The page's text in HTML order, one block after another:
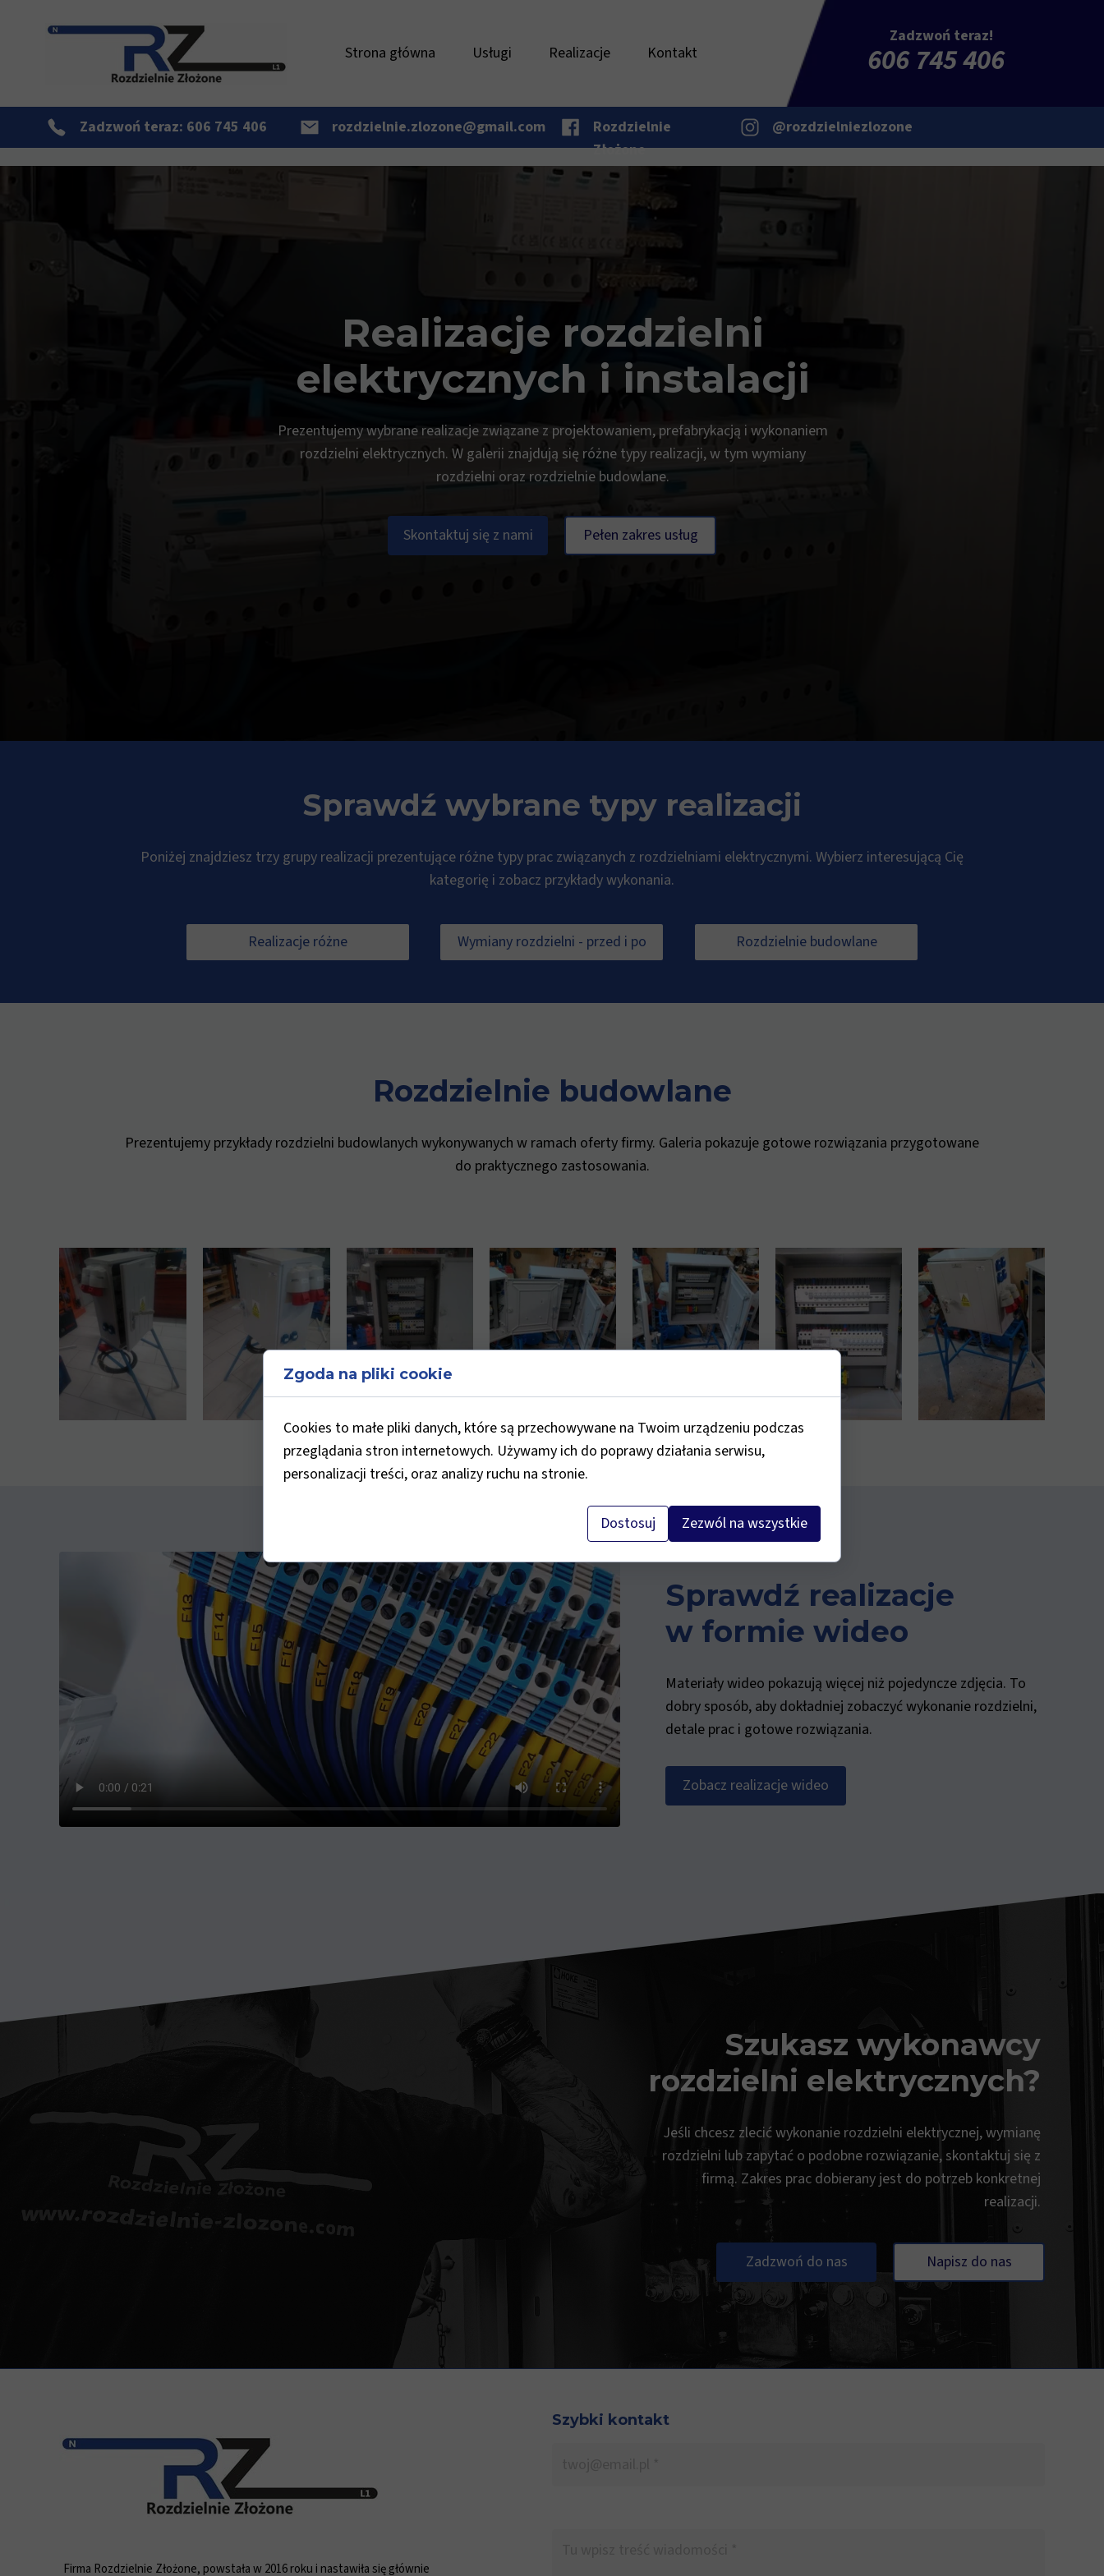
@rozdzielniezlozone
Zadzwoń teraz: 606 745 406
Rozdzielnie
Złożone
rozdzielnie.zlozone@gmail.com
606 745 406
Zadzwoń teraz!
Strona główna
Usługi Realizacje Kontakt
Realizacje rozdzielni
elektrycznych i instalacji
Prezentujemy wybrane realizacje związane z projektowaniem, prefabrykacją i wykonaniem
rozdzielni elektrycznych. W galerii znajdują się różne typy realizacji, w tym wymiany
rozdzielni oraz rozdzielnie budowlane.
Skontaktuj się z nami Pełen zakres usług
Rozdzielnie budowlane
Wymiany rozdzielni - przed i po
Realizacje różne
Sprawdź wybrane typy realizacji
Poniżej znajdziesz trzy grupy realizacji prezentujące różne typy prac związanych z rozdzielniami elektrycznymi. Wybierz interesującą Cię
kategorię i zobacz przykłady wykonania.
Rozdzielnie budowlane
Prezentujemy przykłady rozdzielni budowlanych wykonywanych w ramach oferty firmy. Galeria pokazuje gotowe rozwiązania przygotowane
do praktycznego zastosowania.
Zobacz realizacje wideo
Sprawdź realizacje
w formie wideo
Materiały wideo pokazują więcej niż pojedyncze zdjęcia. To
dobry sposób, aby dokładniej zobaczyć wykonanie rozdzielni,
detale prac i gotowe rozwiązania.
Szukasz wykonawcy
rozdzielni elektrycznych?
Jeśli chcesz zlecić wykonanie rozdzielni elektrycznej, wymianę
rozdzielni lub zapytać o podobne rozwiązanie, skontaktuj się z
firmą. Zakres prac dobierany jest do potrzeb konkretnej
realizacji.
Zadzwoń do nas Napisz do nas
Szybki kontakt
Firma Rozdzielnie Złożone, powstała w 2016 roku i nastawiła się głównie
Zgoda na pliki cookie
Cookies to małe pliki danych, które są przechowywane na Twoim urządzeniu podczas
przeglądania stron internetowych. Używamy ich do poprawy działania serwisu,
personalizacji treści, oraz analizy ruchu na stronie.
Dostosuj Zezwól na wszystkie